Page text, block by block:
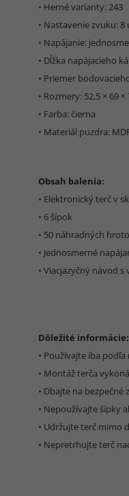
• Herné varianty: 243
• Nastavenie zvuku:
• Napájanie:
• Dĺžka napájacieho
• Priemer
• Rozmery: 52,5 × 69 ×
• Farba: čierna
• Materiál puzdra: MDF
Obsah balenia:
• Elektronický terč v
• 6 šípok
• 50 náhradných
• Jednosmerné
• Viacjazyčný návod
Dôležité informácie:
• Používajte iba
• Montáž terča
• Dbajte na bezpečné
• Nepoužívajte šípky
• Udržujte terč mimo
• Nepretrhujte terč